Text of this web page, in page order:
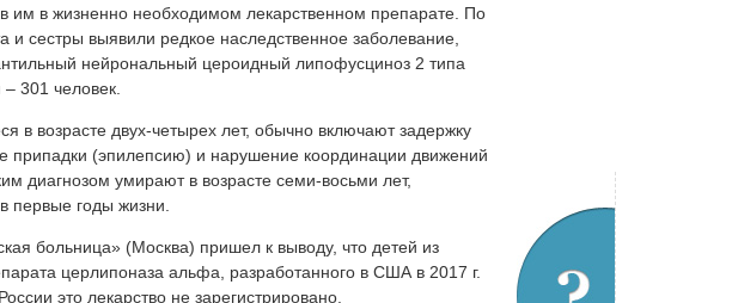
им в жизненно необходимом лекарственном препарате. По
и сестры выявили редкое наследственное заболевание,
нейрональный цероидный липофусциноз 2 типа
301 человек.
в возрасте двух-четырех лет, обычно включают задержку
припадки (эпилепсию) и нарушение координации движений
диагнозом умирают в возрасте семи-восьми лет,
первые годы жизни.
больница» (Москва) пришел к выводу, что детей из
церлипоназа альфа, разработанного в США в 2017 г.
это лекарство не зарегистрировано.